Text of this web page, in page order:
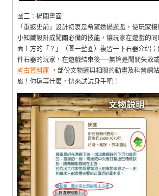
圖三：過關畫面
「重返史前」設計初衷是希望透過遊戲，使玩家
小知識設計成闖關必備的技能，讓玩家在遊戲的
面上方的「？」（圖一藍圈）複習一下石器介紹
件石器的玩家，在遊戲結束後──無論是闖關失敗
考古資料庫，部份文物還與相關的動畫及科普網
旅！你還等什麼，快來試試身手吧！